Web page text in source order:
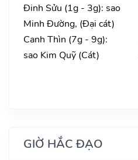
Đinh Sửu (1g - 3g): sao
Minh Đường, (Đại cát)
Canh Thìn (7g - 9g):
sao Kim Quỹ (Cát)
GIỜ HẮC ĐẠO